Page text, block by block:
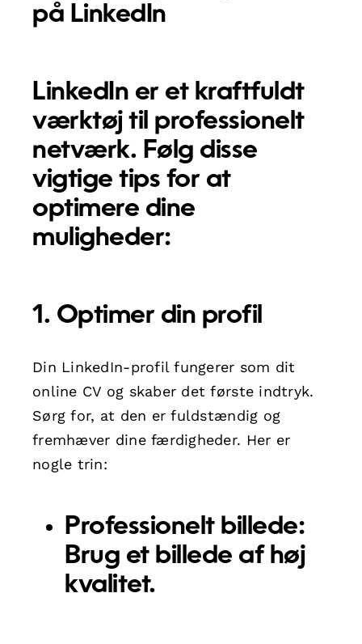
på LinkedIn
LinkedIn er et kraftfuldt
værktøj til professionelt
netværk. Følg disse
vigtige tips for at
optimere dine
muligheder:
1. Optimer din profil
Din LinkedIn-profil fungerer som dit
online CV og skaber det første indtryk.
Sørg for, at den er fuldstændig og
fremhæver dine færdigheder. Her er
nogle trin:
Professionelt billede:
Brug et billede af høj
kvalitet.